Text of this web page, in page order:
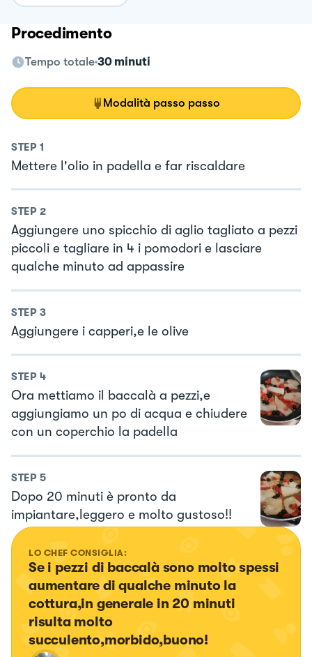
Procedimento
Tempo totale 30 minuti
Modalità passo passo
STEP 1
Mettere l'olio in padella e far riscaldare
STEP 2
Aggiungere uno spicchio di aglio tagliato a pezzi
piccoli e tagliare in 4 i pomodori e lasciare
qualche minuto ad appassire
STEP 3
Aggiungere i capperi,e le olive
STEP 4
Ora mettiamo il baccalà a pezzi,e
aggiungiamo un po di acqua e chiudere
con un coperchio la padella
STEP 5
Dopo 20 minuti è pronto da
impiantare,leggero e molto gustoso!!
LO CHEF CONSIGLIA:
Se i pezzi di baccalà sono molto spessi
aumentare di qualche minuto la
cottura,in generale in 20 minuti
risulta molto
succulento,morbido,buono!